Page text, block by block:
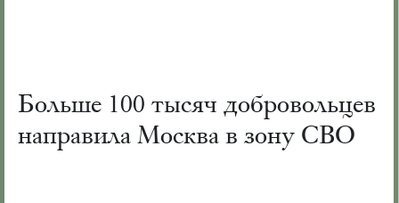
Больше 100 тысяч добровольцев
направила Москва в зону СВО